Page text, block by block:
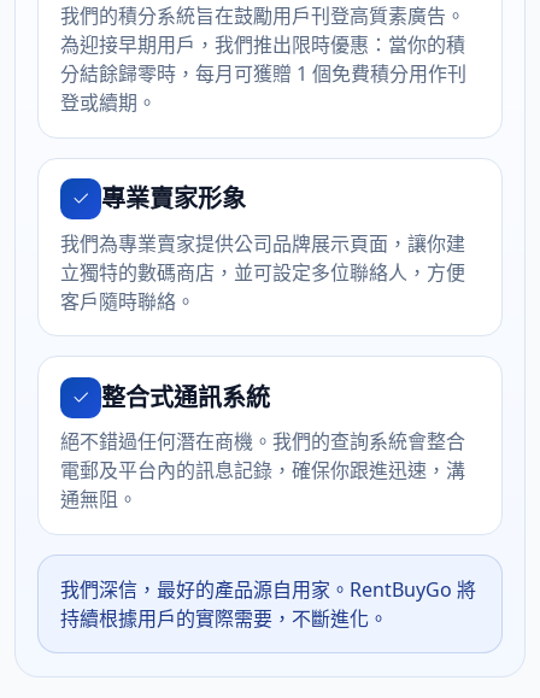
我們的積分系統旨在鼓勵用戶刊登高質素廣告。
為迎接早期用戶，我們推出限時優惠：當你的積
分結餘歸零時，每月可獲贈 1 個免費積分用作刊
登或續期。
專業賣家形象
我們為專業賣家提供公司品牌展示頁面，讓你建
立獨特的數碼商店，並可設定多位聯絡人，方便
客戶隨時聯絡。
整合式通訊系統
絕不錯過任何潛在商機。我們的查詢系統會整合
電郵及平台內的訊息記錄，確保你跟進迅速，溝
通無阻。
我們深信，最好的產品源自用家。RentBuyGo 將
持續根據用戶的實際需要，不斷進化。